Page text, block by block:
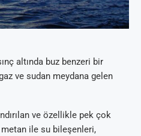
altında buz benzeri bir
ve sudan meydana gelen
ve özellikle pek çok
metan ile su bileşenleri,